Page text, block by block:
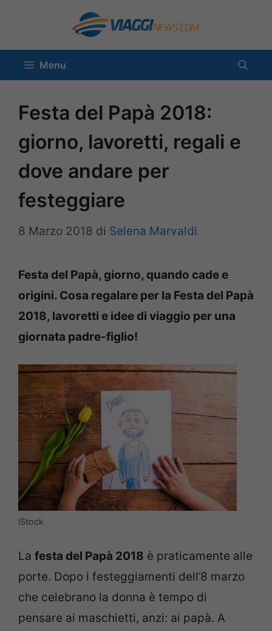
contenuto
Menu
Festa del Papà 2018:
giorno, lavoretti, regali e
dove andare per
festeggiare
8 Marzo 2018 di Selena Marvaldi
Festa del Papà, giorno, quando cade e
origini. Cosa regalare per la Festa del Papà
2018, lavoretti e idee di viaggio per una
giornata padre-figlio!
iStock
La festa del Papà 2018 è praticamente alle
porte. Dopo i festeggiamenti dell’8 marzo
che celebrano la donna è tempo di
pensare ai maschietti, anzi: ai papà. A